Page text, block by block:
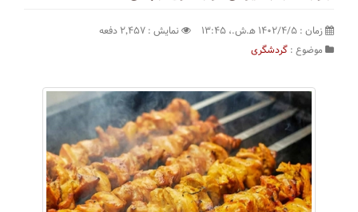
زمان : ۱۴۰۲/۴/۵ ه‍.ش.،‏ ۱۳:۴۵
نمایش : ۲٬۴۵۷ دفعه
موضوع : گردشگری